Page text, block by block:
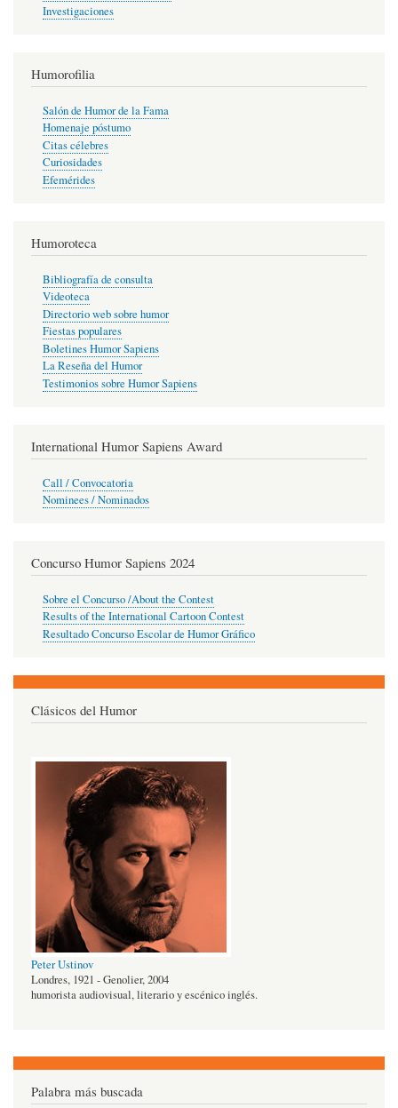
Investigaciones
Humorofilia
Salón de Humor de la Fama
Homenaje póstumo
Citas célebres
Curiosidades
Efemérides
Humoroteca
Bibliografía de consulta
Videoteca
Directorio web sobre humor
Fiestas populares
Boletines Humor Sapiens
La Reseña del Humor
Testimonios sobre Humor Sapiens
International Humor Sapiens Award
Call / Convocatoria
Nominees / Nominados
Concurso Humor Sapiens 2024
Sobre el Concurso /About the Contest
Results of the International Cartoon Contest
Resultado Concurso Escolar de Humor Gráfico
Clásicos del Humor
Peter Ustinov
Londres, 1921 - Genolier, 2004
humorista audiovisual, literario y escénico inglés.
Palabra más buscada